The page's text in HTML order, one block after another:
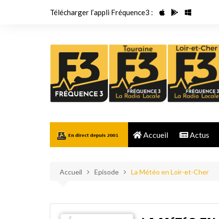
Télécharger l’appli Fréquence3 :
Accueil Actus
Accueil Episode La Météo en Loir-et-Cher